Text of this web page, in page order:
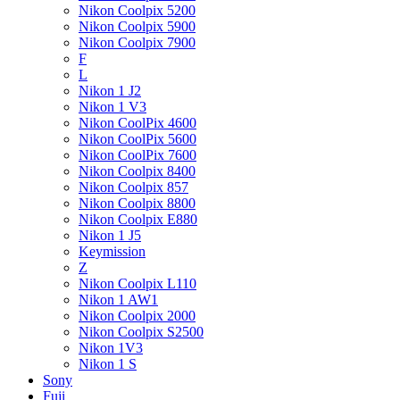
Nikon Coolpix 5200
Nikon Coolpix 5900
Nikon Coolpix 7900
F
L
Nikon 1 J2
Nikon 1 V3
Nikon CoolPix 4600
Nikon CoolPix 5600
Nikon CoolPix 7600
Nikon Coolpix 8400
Nikon Coolpix 857
Nikon Coolpix 8800
Nikon Coolpix E880
Nikon 1 J5
Keymission
Z
Nikon Coolpix L110
Nikon 1 AW1
Nikon Coolpix 2000
Nikon Coolpix S2500
Nikon 1V3
Nikon 1 S
Sony
Fuji